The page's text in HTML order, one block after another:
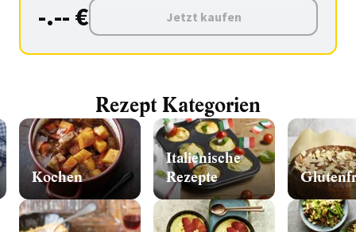
-.-- € Jetzt kaufen
Rezept Kategorien
Kochen
Italienische
Rezepte